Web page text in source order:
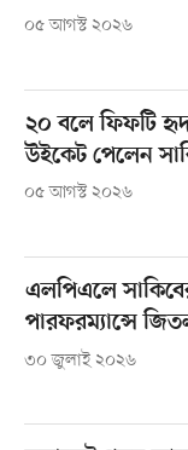
০৫ আগস্ট ২০২৬
২০ বলে ফিফটি
উইকেট পেলেন
০৫ আগস্ট ২০২৬
এলপিএলে
পারফরম্যান্সে
৩০ জুলাই ২০২৬